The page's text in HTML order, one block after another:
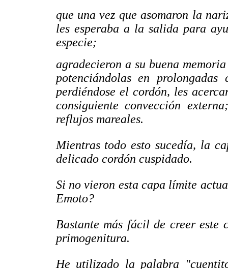
que una vez que asomaron la
les esperaba a la salida para
especie;
agradecieron a su buena
potenciándolas en
perdiéndose el cordón, les
consiguiente convección
reflujos mareales.
Mientras todo esto sucedía, la
delicado cordón cuspidado.
Si no vieron esta capa límite
Emoto?
Bastante más fácil de creer este
primogenitura.
He utilizado la palabra